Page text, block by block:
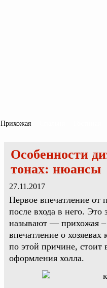
Прихожая
Особенности
тонах: нюансы
27.11.2017
Первое впечатление от
после входа в него.
называют — прихожая –
впечатление о
по этой причине, стоит
оформления холла.